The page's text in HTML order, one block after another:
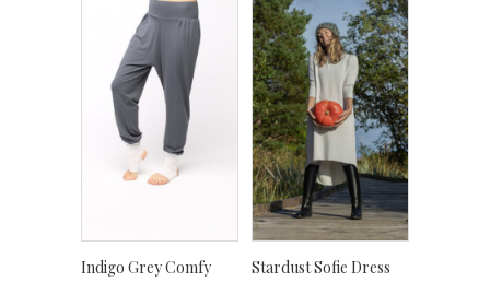
Indigo Grey Comfy
Stardust Sofie Dress